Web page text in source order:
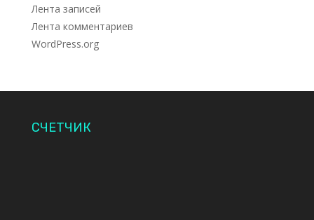
Лента записей
Лента комментариев
WordPress.org
СЧЕТЧИК